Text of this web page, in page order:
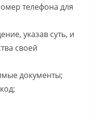
телефона для
указав суть, и
своей
документы;